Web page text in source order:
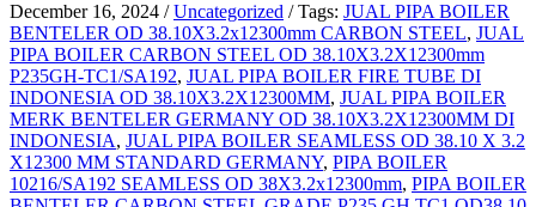
December 16, 2024 / Uncategorized / Tags: JUAL PIPA BOILER
BENTELER OD 38.10X3.2x12300mm CARBON STEEL, JUAL
PIPA BOILER CARBON STEEL OD 38.10X3.2X12300mm
P235GH-TC1/SA192, JUAL PIPA BOILER FIRE TUBE DI
INDONESIA OD 38.10X3.2X12300MM, JUAL PIPA BOILER
MERK BENTELER GERMANY OD 38.10X3.2X12300MM DI
INDONESIA, JUAL PIPA BOILER SEAMLESS OD 38.10 X 3.2
X12300 MM STANDARD GERMANY, PIPA BOILER
10216/SA192 SEAMLESS OD 38X3.2x12300mm, PIPA BOILER